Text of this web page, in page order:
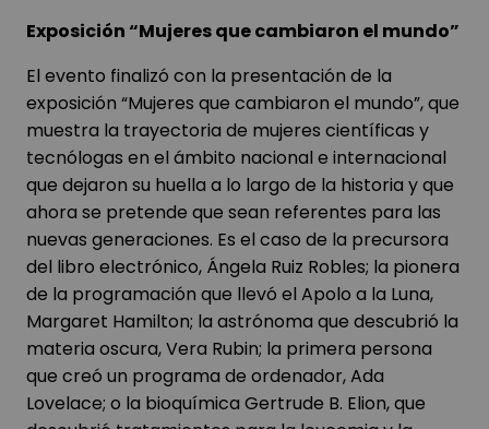
Exposición “Mujeres que cambiaron el mundo”
El evento finalizó con la presentación de la
exposición “Mujeres que cambiaron el mundo”, que
muestra la trayectoria de mujeres científicas y
tecnólogas en el ámbito nacional e internacional
que dejaron su huella a lo largo de la historia y que
ahora se pretende que sean referentes para las
nuevas generaciones. Es el caso de la precursora
del libro electrónico, Ángela Ruiz Robles; la pionera
de la programación que llevó el Apolo a la Luna,
Margaret Hamilton; la astrónoma que descubrió la
materia oscura, Vera Rubin; la primera persona
que creó un programa de ordenador, Ada
Lovelace; o la bioquímica Gertrude B. Elion, que